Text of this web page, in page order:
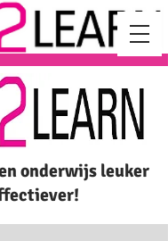
onderwijs leuker